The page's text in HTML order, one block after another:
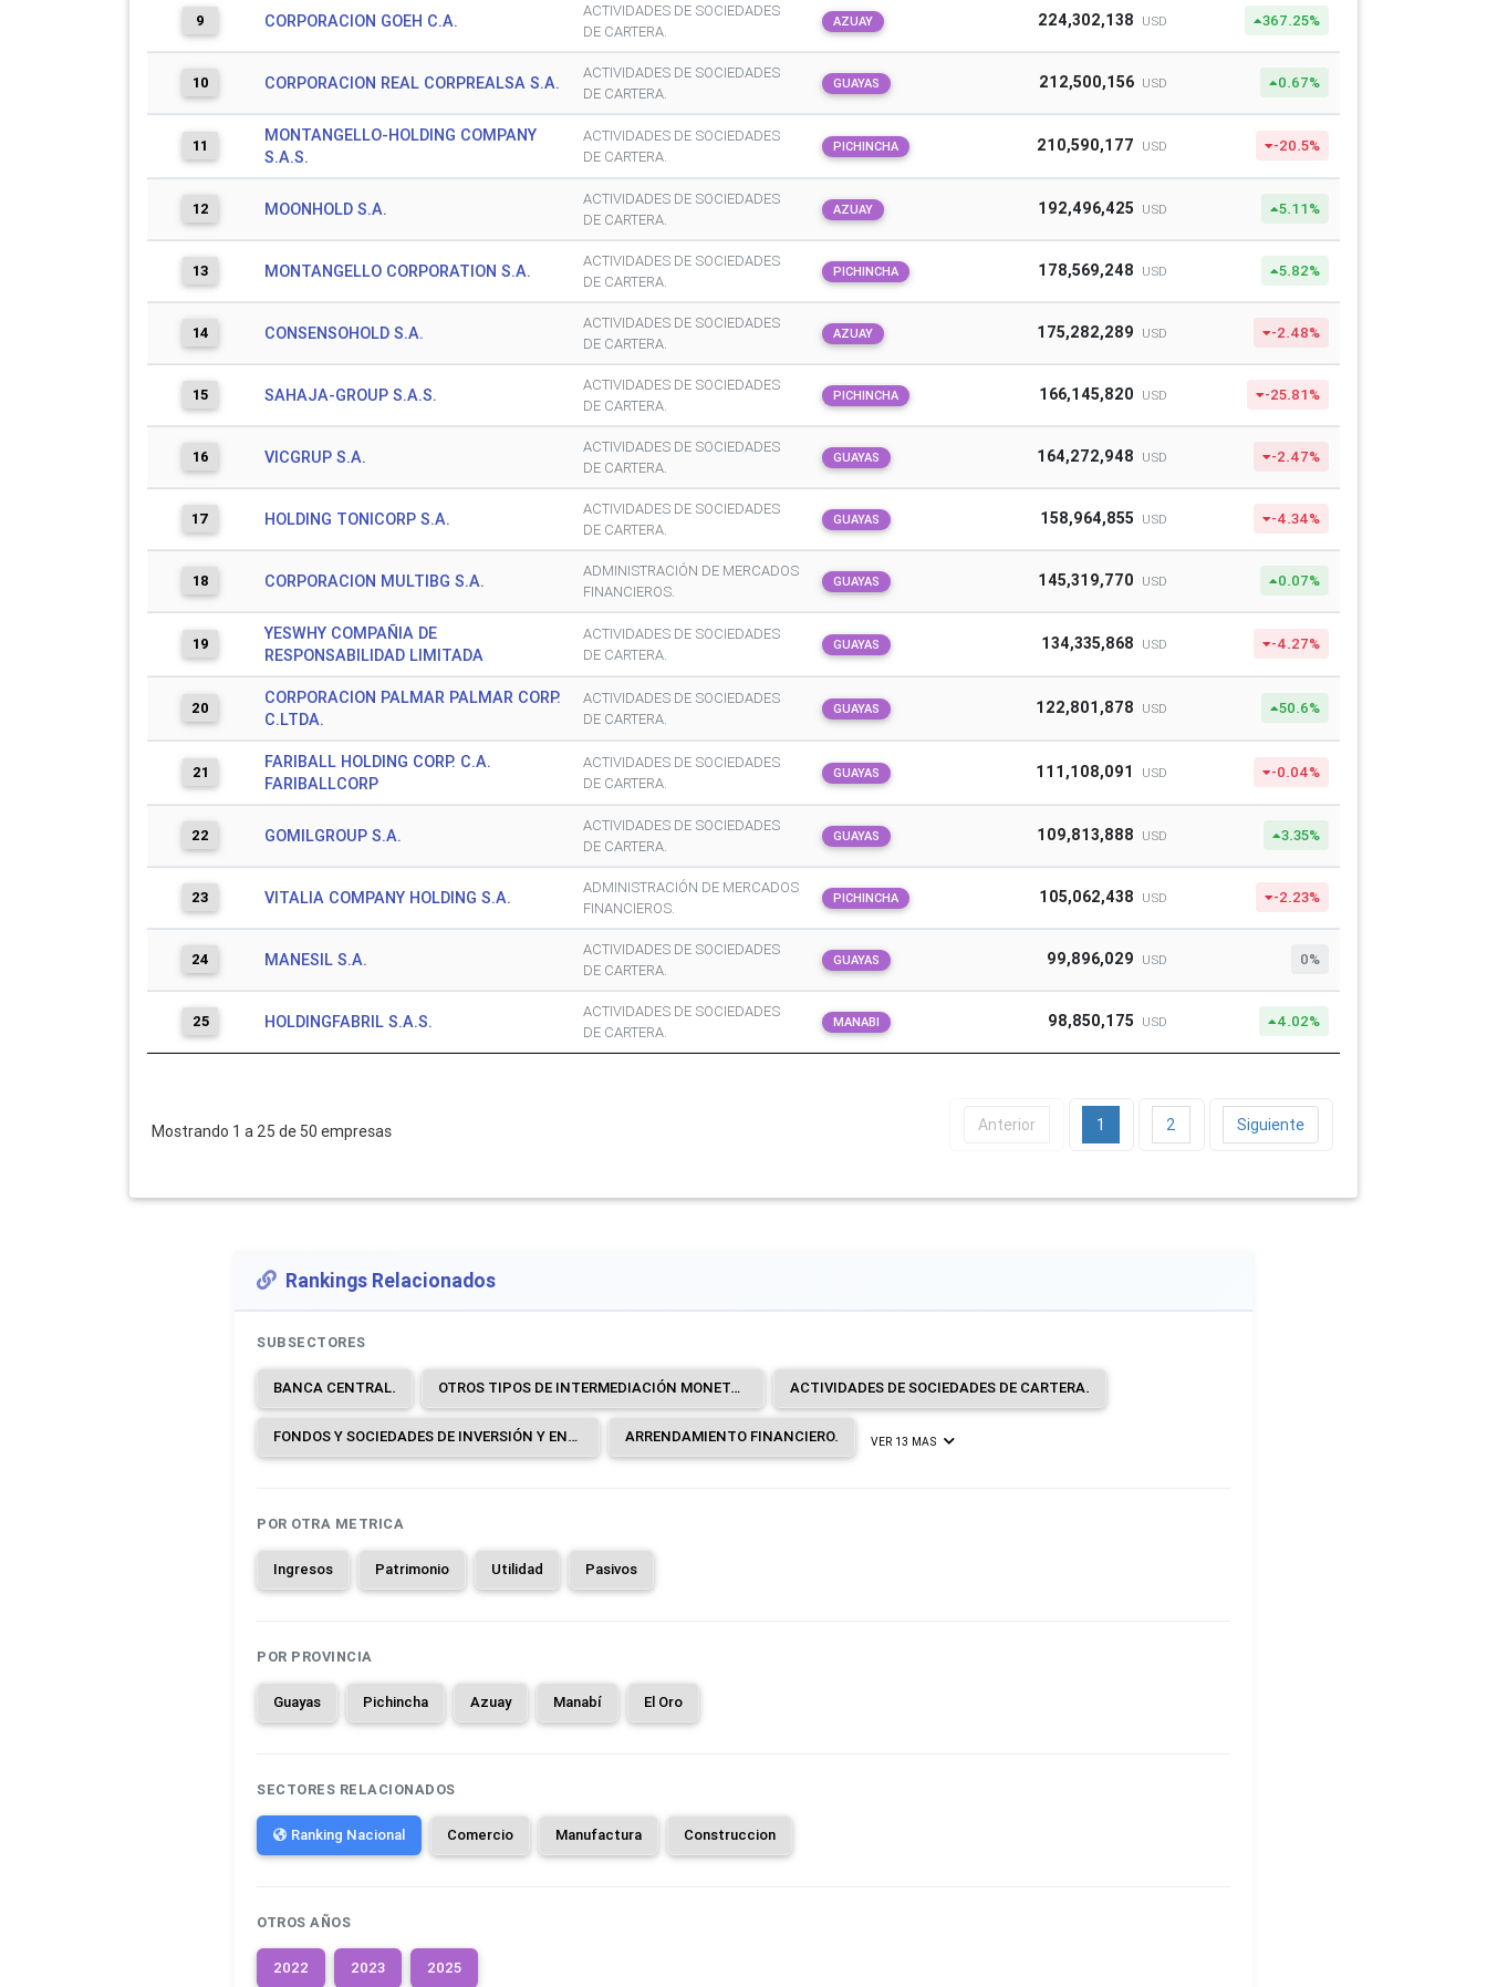
9 CORPORACION GOEH C.A.
ACTIVIDADES DE SOCIEDADES
DE CARTERA.
AZUAY 224,302,138 USD 367.25%
10 CORPORACION REAL CORPREALSA S.A.
ACTIVIDADES DE SOCIEDADES
DE CARTERA.
GUAYAS 212,500,156 USD 0.67%
11
MONTANGELLO-HOLDING COMPANY
S.A.S.
ACTIVIDADES DE SOCIEDADES
DE CARTERA.
PICHINCHA 210,590,177 USD -20.5%
12 MOONHOLD S.A.
ACTIVIDADES DE SOCIEDADES
DE CARTERA.
AZUAY 192,496,425 USD 5.11%
13 MONTANGELLO CORPORATION S.A.
ACTIVIDADES DE SOCIEDADES
DE CARTERA.
PICHINCHA 178,569,248 USD 5.82%
14 CONSENSOHOLD S.A.
ACTIVIDADES DE SOCIEDADES
DE CARTERA.
AZUAY 175,282,289 USD -2.48%
15 SAHAJA-GROUP S.A.S.
ACTIVIDADES DE SOCIEDADES
DE CARTERA.
PICHINCHA 166,145,820 USD -25.81%
16 VICGRUP S.A.
ACTIVIDADES DE SOCIEDADES
DE CARTERA.
GUAYAS 164,272,948 USD -2.47%
17 HOLDING TONICORP S.A.
ACTIVIDADES DE SOCIEDADES
DE CARTERA.
GUAYAS 158,964,855 USD -4.34%
18 CORPORACION MULTIBG S.A.
ADMINISTRACIÓN DE MERCADOS
FINANCIEROS.
GUAYAS 145,319,770 USD 0.07%
19
YESWHY COMPAÑIA DE
RESPONSABILIDAD LIMITADA
ACTIVIDADES DE SOCIEDADES
DE CARTERA.
GUAYAS 134,335,868 USD -4.27%
20
CORPORACION PALMAR PALMAR CORP.
C.LTDA.
ACTIVIDADES DE SOCIEDADES
DE CARTERA.
GUAYAS 122,801,878 USD 50.6%
21
FARIBALL HOLDING CORP. C.A.
FARIBALLCORP
ACTIVIDADES DE SOCIEDADES
DE CARTERA.
GUAYAS 111,108,091 USD -0.04%
22 GOMILGROUP S.A.
ACTIVIDADES DE SOCIEDADES
DE CARTERA.
GUAYAS 109,813,888 USD 3.35%
23 VITALIA COMPANY HOLDING S.A.
ADMINISTRACIÓN DE MERCADOS
FINANCIEROS.
PICHINCHA 105,062,438 USD -2.23%
24 MANESIL S.A.
ACTIVIDADES DE SOCIEDADES
DE CARTERA.
GUAYAS 99,896,029 USD 0%
25 HOLDINGFABRIL S.A.S.
ACTIVIDADES DE SOCIEDADES
DE CARTERA.
MANABI 98,850,175 USD 4.02%
Mostrando 1 a 25 de 50 empresas Anterior 1 2 Siguiente
Rankings Relacionados
SUBSECTORES
BANCA CENTRAL. OTROS TIPOS DE INTERMEDIACIÓN MONETARIA. ACTIVIDADES DE SOCIEDADES DE CARTERA.
FONDOS Y SOCIEDADES DE INVERSIÓN Y ENTIDADES FINANCIERAS SIMILARES. ARRENDAMIENTO FINANCIERO. VER 13 MAS
POR OTRA METRICA
Ingresos Patrimonio Utilidad Pasivos
POR PROVINCIA
Guayas Pichincha Azuay Manabí El Oro
SECTORES RELACIONADOS
Ranking Nacional Comercio Manufactura Construccion
OTROS AÑOS
2022 2023 2025